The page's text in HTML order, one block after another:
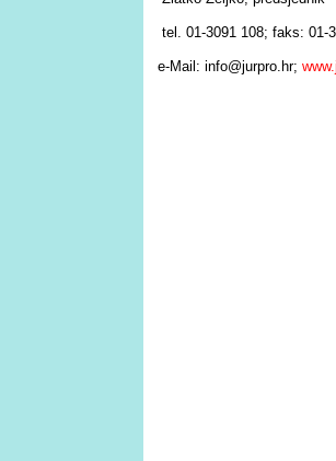
tel. 01-3091 108; faks: 01-
e-Mail: info@jurpro.hr;